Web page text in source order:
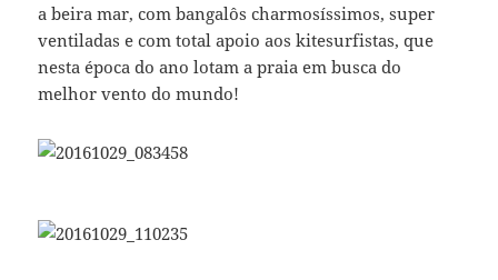
a beira mar, com bangalôs charmosíssimos, super
ventiladas e com total apoio aos kitesurfistas, que
nesta época do ano lotam a praia em busca do
melhor vento do mundo!